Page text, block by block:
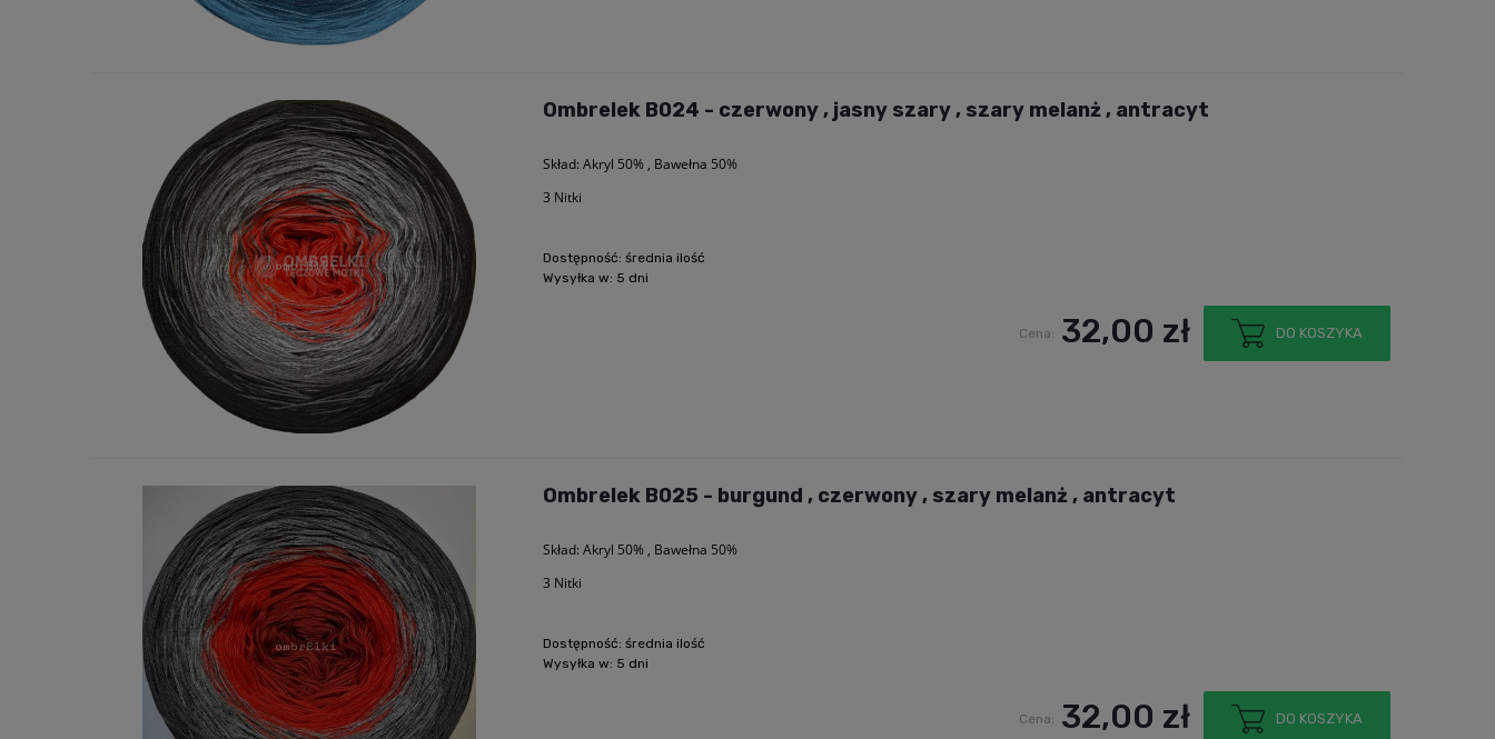
Ombrelek B024 - czerwony , jasny szary , szary melanż , antracyt
Skład: Akryl 50% , Bawełna 50%
3 Nitki
Dostępność: średnia ilość
Wysyłka w: 5 dni
Cena: 32,00 zł DO KOSZYKA
Ombrelek B025 - burgund , czerwony , szary melanż , antracyt
Skład: Akryl 50% , Bawełna 50%
3 Nitki
Dostępność: średnia ilość
Wysyłka w: 5 dni
Cena: 32,00 zł DO KOSZYKA